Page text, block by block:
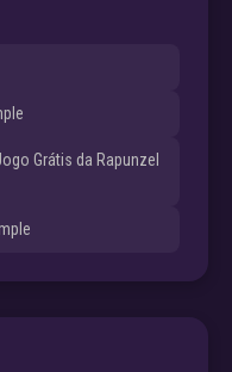
Grátis da Rapunzel